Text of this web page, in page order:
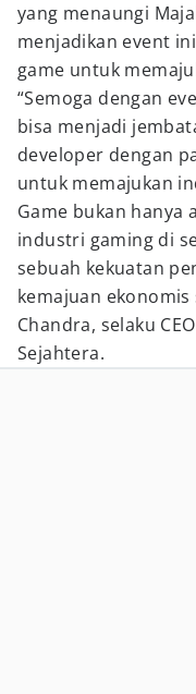
yang menaungi
menjadikan event
game untuk
“Semoga dengan
bisa menjadi
developer dengan
untuk memajukan
Game bukan hanya
industri gaming di
sebuah kekuatan
kemajuan
Chandra, selaku
Sejahtera.